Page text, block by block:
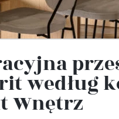
według
Wnętrz